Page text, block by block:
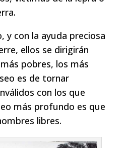
y con la ayuda preciosa
ellos se dirigirán
pobres, los más
es de tornar
con los que
más profundo es que
libres.